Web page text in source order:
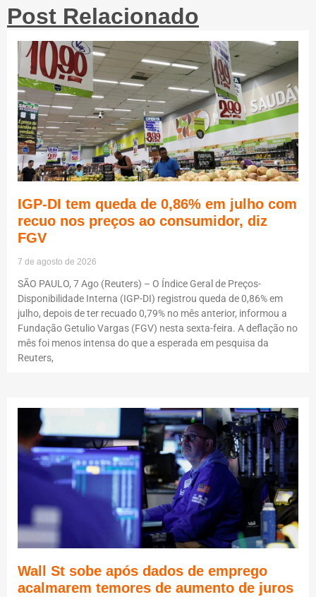
Post Relacionado
IGP-DI tem queda de 0,86% em julho com
recuo nos preços ao consumidor, diz
FGV
7 de agosto de 2026
SÃO PAULO, 7 Ago (Reuters) – O Índice Geral de Preços-
Disponibilidade Interna (IGP-DI) registrou queda de 0,86% em
julho, depois de ter recuado 0,79% no mês anterior, informou a
Fundação Getulio Vargas (FGV) nesta sexta-feira. A deflação no
mês foi menos intensa do que a esperada em pesquisa da
Reuters,
Wall St sobe após dados de emprego
acalmarem temores de aumento de juros